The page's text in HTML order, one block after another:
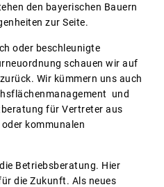
den bayerischen Bauern
zur Seite.
oder beschleunigte
schauen wir auf
Wir kümmern uns auch
und
für Vertreter aus
kommunalen
Betriebsberatung. Hier
die Zukunft. Als neues